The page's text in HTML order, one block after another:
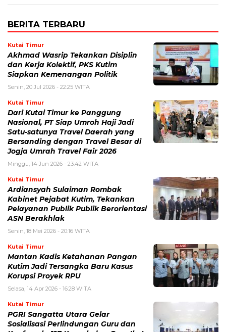
BERITA TERBARU
Kutai Timur
Akhmad Wasrip Tekankan Disiplin
dan Kerja Kolektif, PKS Kutim
Siapkan Kemenangan Politik
Senin, 20 Jul 2026 - 22:25 WITA
Kutai Timur
Dari Kutai Timur ke Panggung
Nasional, PT Siap Umroh Haji Jadi
Satu-satunya Travel Daerah yang
Bersanding dengan Travel Besar di
Jogja Umrah Travel Fair 2026
Minggu, 14 Jun 2026 - 23:42 WITA
Kutai Timur
Ardiansyah Sulaiman Rombak
Kabinet Pejabat Kutim, Tekankan
Pelayanan Publik Publik Berorientasi
ASN Berakhlak
Senin, 18 Mei 2026 - 20:16 WITA
Kutai Timur
Mantan Kadis Ketahanan Pangan
Kutim Jadi Tersangka Baru Kasus
Korupsi Proyek RPU
Selasa, 14 Apr 2026 - 16:28 WITA
Kutai Timur
PGRI Sangatta Utara Gelar
Sosialisasi Perlindungan Guru dan